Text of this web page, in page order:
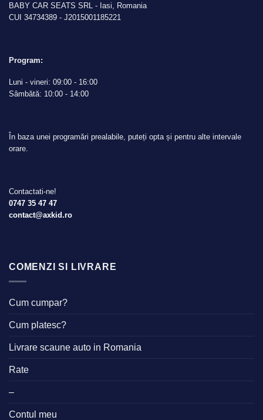
BABY CAR SEATS SRL - Iasi, Romania
CUI 34734389 - J2015001185221
Program:
Luni - vineri: 09:00 - 16:00
Sâmbătă: 10:00 - 14:00
În baza unei programări prealabile, puteți opta și pentru alte intervale
orare.
Contactati-ne!
0747 35 47 47
contact@axkid.ro
COMENZI SI LIVRARE
Cum cumpar?
Cum platesc?
Livrare scaune auto in Romania
Rate
–
Contul meu